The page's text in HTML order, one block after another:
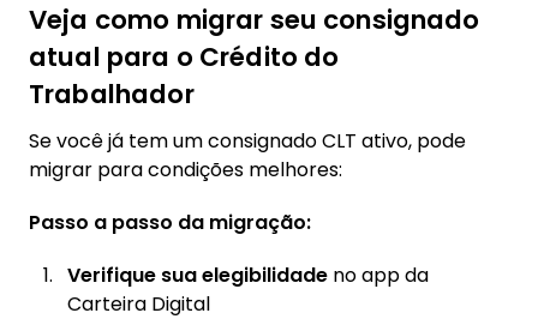
Veja como migrar seu consignado
atual para o Crédito do
Trabalhador
Se você já tem um consignado CLT ativo, pode
migrar para condições melhores:
Passo a passo da migração:
Verifique sua elegibilidade no app da
Carteira Digital